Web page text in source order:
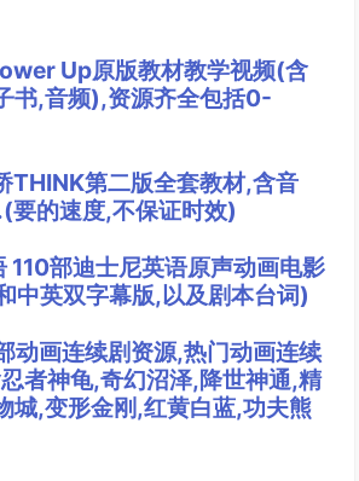
Up原版教材教学视频(含
书,音频),资源齐全包括0-
第二版全套教材,含音
要的速度,不保证时效)
110部迪士尼英语原声动画电影
中英双字幕版,以及剧本台词)
动画连续剧资源,热门动画连续
者神龟,奇幻沼泽,降世神通,精
城,变形金刚,红黄白蓝,功夫熊